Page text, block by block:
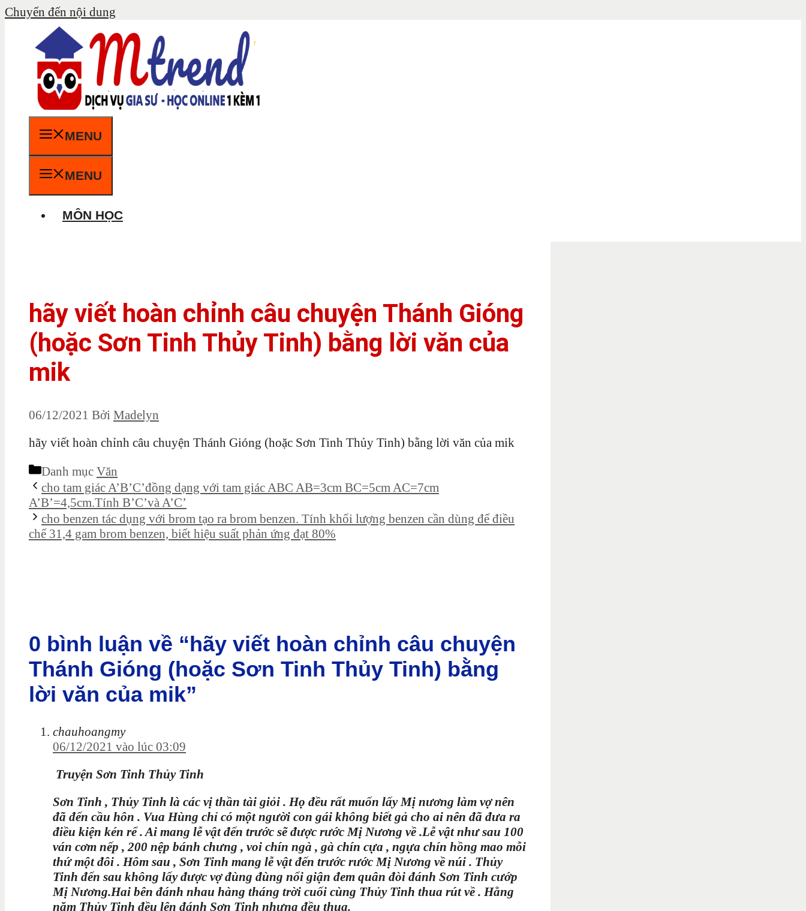
Chuyển đến nội dung
MENU
MENU
MÔN HỌC
hãy viết hoàn chỉnh câu chuyện Thánh Gióng
(hoặc Sơn Tinh Thủy Tinh) bằng lời văn của
mik
06/12/2021 Bởi Madelyn
hãy viết hoàn chỉnh câu chuyện Thánh Gióng (hoặc Sơn Tinh Thủy Tinh) bằng lời văn của mik
Danh mục Văn
cho tam giác A’B’C’đồng dạng với tam giác ABC AB=3cm BC=5cm AC=7cm
A’B’=4,5cm.Tính B’C’và A’C’
cho benzen tác dụng với brom tạo ra brom benzen. Tính khối lượng benzen cần dùng để điều
chế 31,4 gam brom benzen, biết hiệu suất phản ứng đạt 80%
0 bình luận về “hãy viết hoàn chỉnh câu chuyện
Thánh Gióng (hoặc Sơn Tinh Thủy Tinh) bằng
lời văn của mik”
chauhoangmy
06/12/2021 vào lúc 03:09
Truyện Sơn Tinh Thủy Tinh
Sơn Tinh , Thủy Tinh là các vị thần tài giỏi . Họ đều rất muốn lấy Mị nương làm vợ nên
đã đến cầu hôn . Vua Hùng chỉ có một người con gái không biết gả cho ai nên đã đưa ra
điều kiện kén rể . Ai mang lễ vật đến trước sẽ được rước Mị Nương về .Lễ vật như sau 100
ván cơm nếp , 200 nệp bánh chưng , voi chín ngà , gà chín cựa , ngựa chín hồng mao mỗi
thứ một đôi . Hôm sau , Sơn Tinh mang lễ vật đến trước rước Mị Nương về núi . Thủy
Tinh đến sau không lấy được vợ đùng đùng nổi giận đem quân đòi đánh Sơn Tinh cướp
Mị Nương.Hai bên đánh nhau hàng tháng trời cuối cùng Thủy Tinh thua rút về . Hằng
năm Thủy Tinh đều lên đánh Sơn Tinh nhưng đều thua.